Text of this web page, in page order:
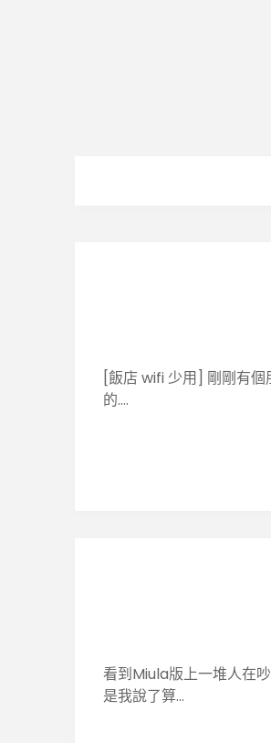
[飯店 wifi 少用] 剛剛有
的….
看到Miula版上一堆人在
是我說了算…